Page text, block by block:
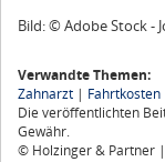
Bild: © Adobe Stock -
Verwandte Themen:
Zahnarzt | Fahrtkosten
Die veröffentlichten
Gewähr.
© Holzinger & Partner